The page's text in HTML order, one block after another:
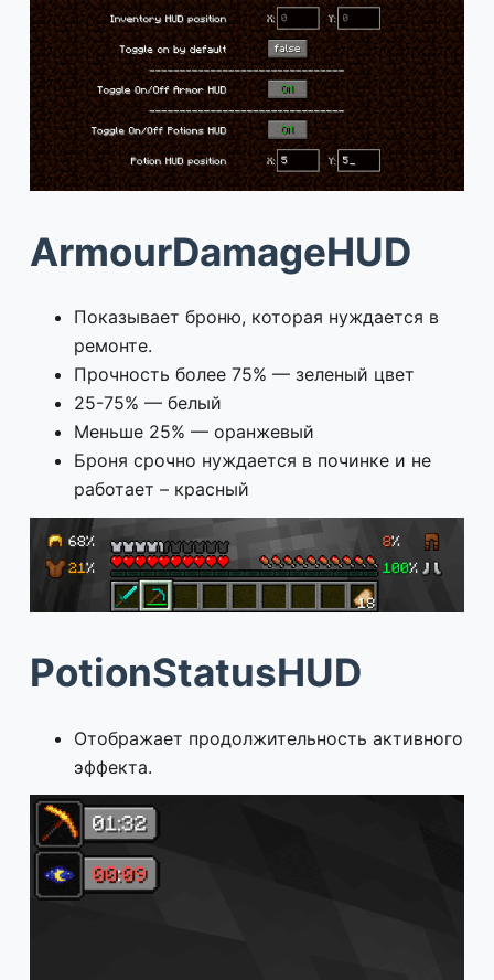
ArmourDamageHUD
Показывает броню, которая нуждается в
ремонте.
Прочность более 75% — зеленый цвет
25-75% — белый
Меньше 25% — оранжевый
Броня срочно нуждается в починке и не
работает – красный
PotionStatusHUD
Отображает продолжительность активного
эффекта.